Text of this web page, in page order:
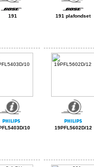
191 191 plafondset
10 19PFL5602D/12